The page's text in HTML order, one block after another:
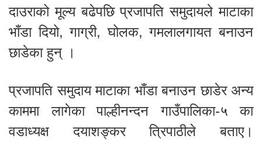
दाउराको मूल्य बढेपछि प्रजापति समुदायले माटाका
भाँडा दियो, गाग्री, घोलक, गमलालगायत बनाउन
छाडेका हुन् ।
प्रजापति समुदाय माटाका भाँडा बनाउन छाडेर अन्य
काममा लागेका पाल्हीनन्दन गाउँपालिका‐५ का
वडाध्यक्ष दयाशङ्कर त्रिपाठीले बताए।